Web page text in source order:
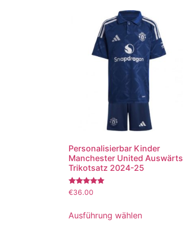
Personalisierbar Kinder
Manchester United Auswärts
Trikotsatz 2024-25
Bewertet
mit
von 5
€36.00
Ausführung wählen